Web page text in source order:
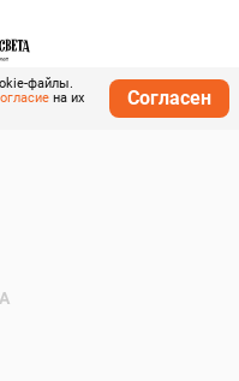
файлы.
на их
Согласен